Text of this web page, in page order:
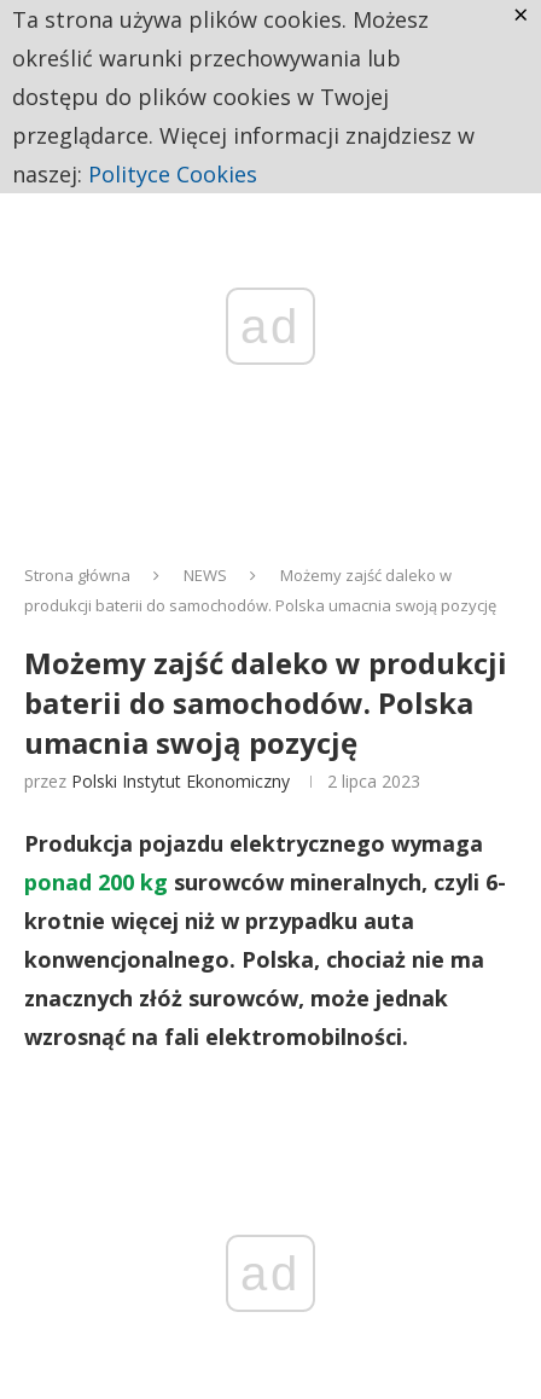
ad
Strona główna NEWS
Możemy zajść daleko w
produkcji baterii do samochodów. Polska umacnia swoją pozycję
Możemy zajść daleko w produkcji
baterii do samochodów. Polska
umacnia swoją pozycję
przez Polski Instytut Ekonomiczny 2 lipca 2023
Produkcja pojazdu elektrycznego wymaga
ponad 200 kg surowców mineralnych, czyli 6-
krotnie więcej niż w przypadku auta
konwencjonalnego. Polska, chociaż nie ma
znacznych złóż surowców, może jednak
wzrosnąć na fali elektromobilności.
ad
Ta strona używa plików cookies. Możesz
określić warunki przechowywania lub
dostępu do plików cookies w Twojej
przeglądarce. Więcej informacji znajdziesz w
naszej: Polityce Cookies
×